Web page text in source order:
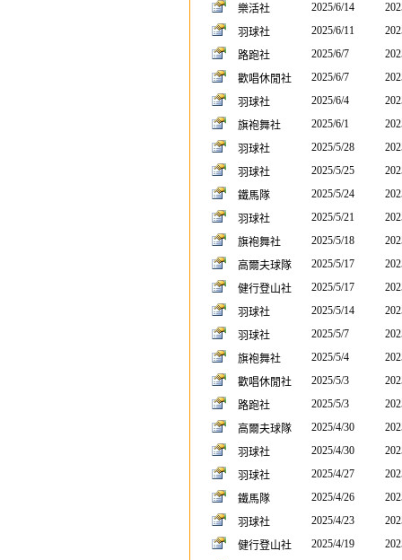
樂活社
2025/6/14
羽球社
2025/6/11
路跑社
2025/6/7
歡唱休閒社
2025/6/7
羽球社
2025/6/4
旗袍舞社
2025/6/1
羽球社
2025/5/28
羽球社
2025/5/25
鐵馬隊
2025/5/24
羽球社
2025/5/21
旗袍舞社
2025/5/18
高爾夫球隊
2025/5/17
健行登山社
2025/5/17
羽球社
2025/5/14
羽球社
2025/5/7
旗袍舞社
2025/5/4
歡唱休閒社
2025/5/3
路跑社
2025/5/3
高爾夫球隊
2025/4/30
羽球社
2025/4/30
羽球社
2025/4/27
鐵馬隊
2025/4/26
羽球社
2025/4/23
健行登山社
2025/4/19